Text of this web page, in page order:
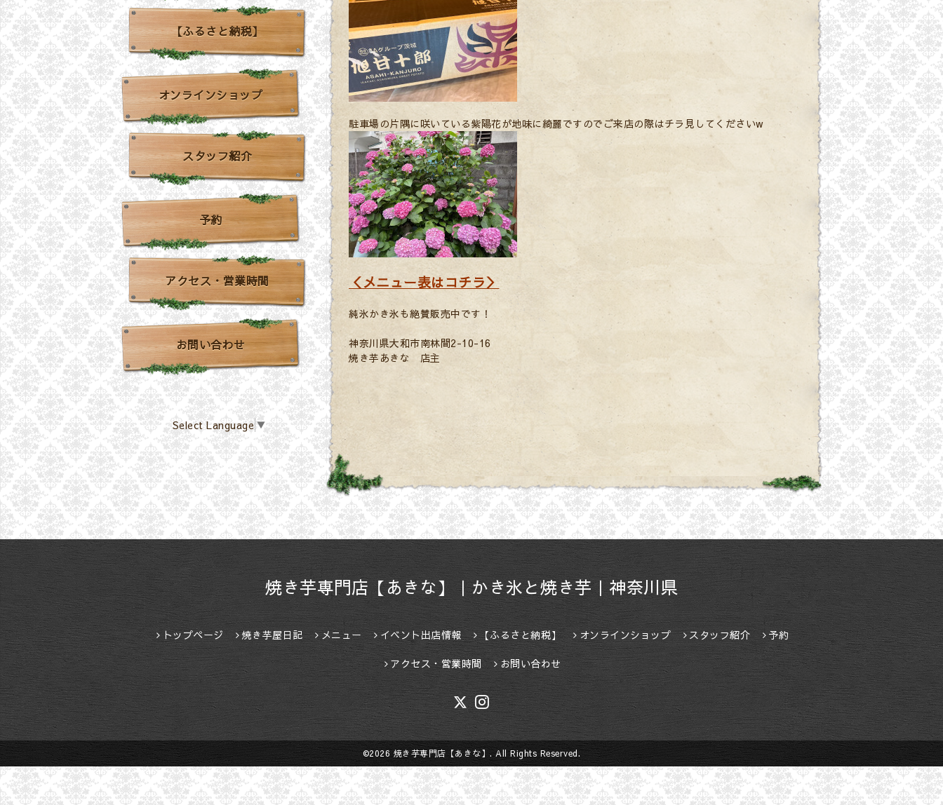
駐車場の片隅に咲いている紫陽花が地味に綺麗ですのでご来店の際はチラ見してくださいw
＜メニュー表はコチラ＞
純氷かき氷も絶賛販売中です！
神奈川県大和市南林間2-10-16
焼き芋あきな 店主
【ふるさと納税】
オンラインショップ
スタッフ紹介
予約
アクセス・営業時間
お問い合わせ
Select Language▼
焼き芋専門店【あきな】｜かき氷と焼き芋｜神奈川県
トップページ 焼き芋屋日記 メニュー イベント出店情報 【ふるさと納税】 オンラインショップ スタッフ紹介 予約
アクセス・営業時間 お問い合わせ
©2026 焼き芋専門店【あきな】. All Rights Reserved.